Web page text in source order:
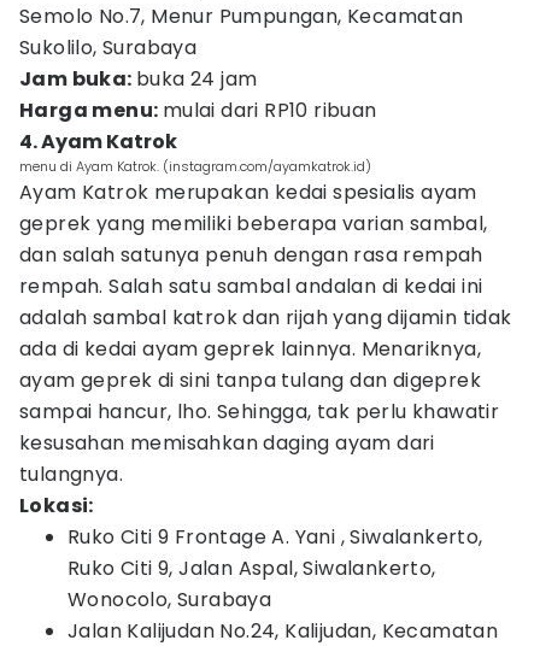
Semolo No.7, Menur Pumpungan, Kecamatan
Sukolilo, Surabaya
Jam buka: buka 24 jam
Harga menu: mulai dari RP10 ribuan
4. Ayam Katrok
menu di Ayam Katrok. (instagram.com/ayamkatrok.id)
Ayam Katrok merupakan kedai spesialis ayam
geprek yang memiliki beberapa varian sambal,
dan salah satunya penuh dengan rasa rempah
rempah. Salah satu sambal andalan di kedai ini
adalah sambal katrok dan rijah yang dijamin tidak
ada di kedai ayam geprek lainnya. Menariknya,
ayam geprek di sini tanpa tulang dan digeprek
sampai hancur, lho. Sehingga, tak perlu khawatir
kesusahan memisahkan daging ayam dari
tulangnya.
Lokasi:
Ruko Citi 9 Frontage A. Yani , Siwalankerto,
Ruko Citi 9, Jalan Aspal, Siwalankerto,
Wonocolo, Surabaya
Jalan Kalijudan No.24, Kalijudan, Kecamatan